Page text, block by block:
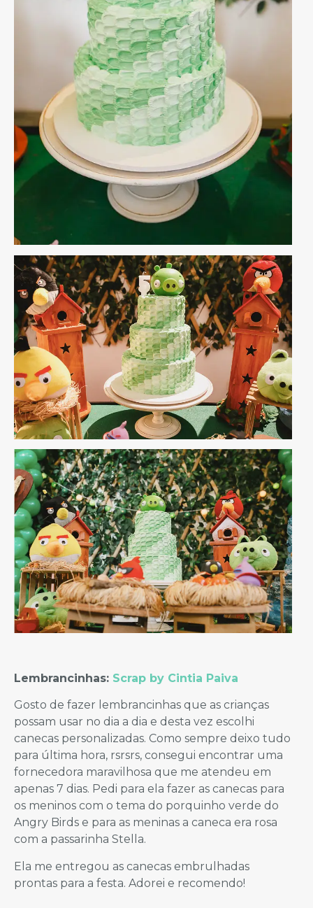
Lembrancinhas: Scrap by Cintia Paiva
Gosto de fazer lembrancinhas que as crianças
possam usar no dia a dia e desta vez escolhi
canecas personalizadas. Como sempre deixo tudo
para última hora, rsrsrs, consegui encontrar uma
fornecedora maravilhosa que me atendeu em
apenas 7 dias. Pedi para ela fazer as canecas para
os meninos com o tema do porquinho verde do
Angry Birds e para as meninas a caneca era rosa
com a passarinha Stella.
Ela me entregou as canecas embrulhadas
prontas para a festa. Adorei e recomendo!